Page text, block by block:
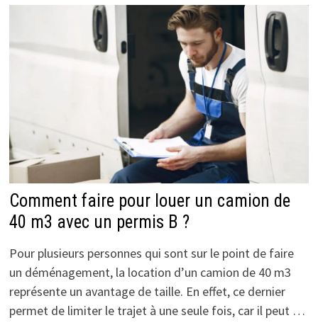
Comment faire pour louer un camion de
40 m3 avec un permis B ?
Pour plusieurs personnes qui sont sur le point de faire
un déménagement, la location d’un camion de 40 m3
représente un avantage de taille. En effet, ce dernier
permet de limiter le trajet à une seule fois, car il peut …